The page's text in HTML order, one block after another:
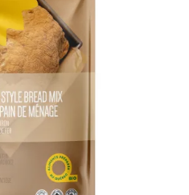
/ DÉTAILS